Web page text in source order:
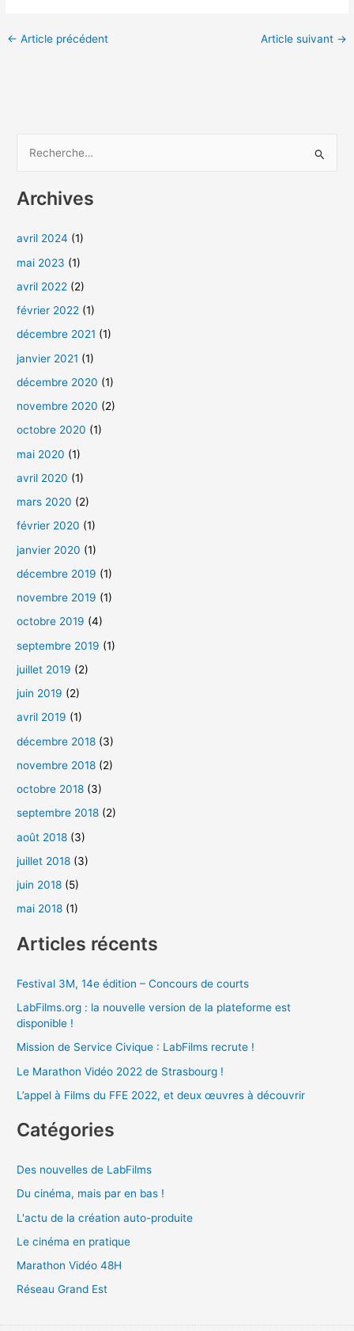
← Article précédent Article suivant →
c
e
r
c
h
Archives
avril 2024 (1)
mai 2023 (1)
avril 2022 (2)
février 2022 (1)
décembre 2021 (1)
janvier 2021 (1)
décembre 2020 (1)
novembre 2020 (2)
octobre 2020 (1)
mai 2020 (1)
avril 2020 (1)
mars 2020 (2)
février 2020 (1)
janvier 2020 (1)
décembre 2019 (1)
novembre 2019 (1)
octobre 2019 (4)
septembre 2019 (1)
juillet 2019 (2)
juin 2019 (2)
avril 2019 (1)
décembre 2018 (3)
novembre 2018 (2)
octobre 2018 (3)
septembre 2018 (2)
août 2018 (3)
juillet 2018 (3)
juin 2018 (5)
mai 2018 (1)
Articles récents
Festival 3M, 14e édition – Concours de courts
LabFilms.org : la nouvelle version de la plateforme est
disponible !
Mission de Service Civique : LabFilms recrute !
Le Marathon Vidéo 2022 de Strasbourg !
L’appel à Films du FFE 2022, et deux œuvres à découvrir
Catégories
Des nouvelles de LabFilms
Du cinéma, mais par en bas !
L'actu de la création auto-produite
Le cinéma en pratique
Marathon Vidéo 48H
Réseau Grand Est